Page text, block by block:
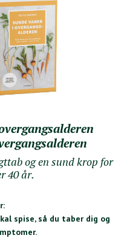
og en sund krop for
40 år.
spise, så du taber dig og